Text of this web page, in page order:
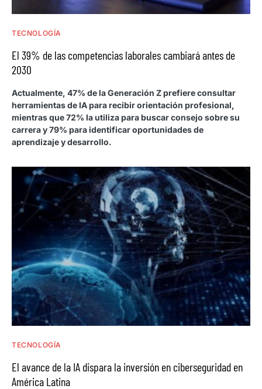
TECNOLOGÍA
El 39% de las competencias laborales cambiará antes de
2030
Actualmente, 47% de la Generación Z prefiere consultar
herramientas de IA para recibir orientación profesional,
mientras que 72% la utiliza para buscar consejo sobre su
carrera y 79% para identificar oportunidades de
aprendizaje y desarrollo.
TECNOLOGÍA
El avance de la IA dispara la inversión en ciberseguridad en
América Latina